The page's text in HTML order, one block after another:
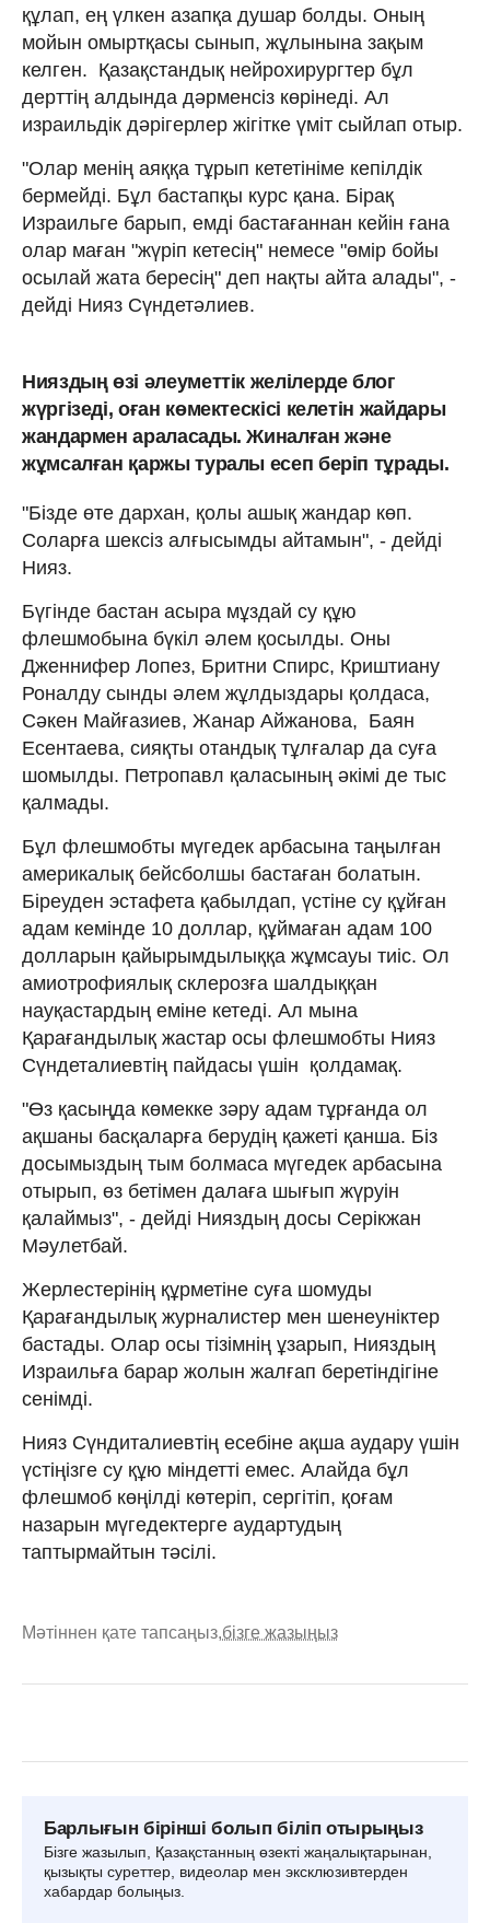
құлап, ең үлкен азапқа душар болды. Оның
мойын омыртқасы сынып, жұлынына зақым
келген. Қазақстандық нейрохирургтер бұл
дерттің алдында дәрменсіз көрінеді. Ал
израильдік дәрігерлер жігітке үміт сыйлап отыр.
"Олар менің аяққа тұрып кететініме кепілдік
бермейді. Бұл бастапқы курс қана. Бірақ
Израильге барып, емді бастағаннан кейін ғана
олар маған "жүріп кетесің" немесе "өмір бойы
осылай жата бересің" деп нақты айта алады", -
дейді Нияз Сүндетәлиев.
Нияздың өзі әлеуметтік желілерде блог
жүргізеді, оған көмектескісі келетін жайдары
жандармен араласады. Жиналған және
жұмсалған қаржы туралы есеп беріп тұрады.
"Бізде өте дархан, қолы ашық жандар көп.
Соларға шексіз алғысымды айтамын", - дейді
Нияз.
Бүгінде бастан асыра мұздай су құю
флешмобына бүкіл әлем қосылды. Оны
Дженнифер Лопез, Бритни Спирс, Криштиану
Роналду сынды әлем жұлдыздары қолдаса,
Сәкен Майғазиев, Жанар Айжанова, Баян
Есентаева, сияқты отандық тұлғалар да суға
шомылды. Петропавл қаласының әкімі де тыс
қалмады.
Бұл флешмобты мүгедек арбасына таңылған
америкалық бейсболшы бастаған болатын.
Біреуден эстафета қабылдап, үстіне су құйған
адам кемінде 10 доллар, құймаған адам 100
долларын қайырымдылыққа жұмсауы тиіс. Ол
амиотрофиялық склерозға шалдыққан
науқастардың еміне кетеді. Ал мына
Қарағандылық жастар осы флешмобты Нияз
Сүндеталиевтің пайдасы үшін қолдамақ.
"Өз қасыңда көмекке зәру адам тұрғанда ол
ақшаны басқаларға берудің қажеті қанша. Біз
досымыздың тым болмаса мүгедек арбасына
отырып, өз бетімен далаға шығып жүруін
қалаймыз", - дейді Нияздың досы Серікжан
Мәулетбай.
Жерлестерінің құрметіне суға шомуды
Қарағандылық журналистер мен шенеуніктер
бастады. Олар осы тізімнің ұзарып, Нияздың
Израильға барар жолын жалғап беретіндігіне
сенімді.
Нияз Сүндиталиевтің есебіне ақша аудару үшін
үстіңізге су құю міндетті емес. Алайда бұл
флешмоб көңілді көтеріп, сергітіп, қоғам
назарын мүгедектерге аудартудың
таптырмайтын тәсілі.
Мәтіннен қате тапсаңыз,бізге жазыңыз
Барлығын бірінші болып біліп отырыңыз
Бізге жазылып, Қазақстанның өзекті жаңалықтарынан,
қызықты суреттер, видеолар мен эксклюзивтерден
хабардар болыңыз.